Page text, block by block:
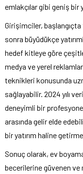
emlakçılar gibi geniş
Girişimciler,
sonra büyüdükçe
hedef kitleye göre
medya ve yerel
teknikleri konusunda
sağlayabilir. 2024 yılı
deneyimli bir
arasında gelir elde
bir yatırım haline
Sonuç olarak, ev
becerilerine güvenen